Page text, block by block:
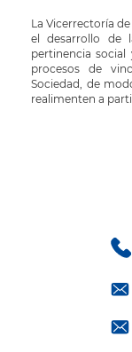
La Vicerrectoría
el desarrollo de
pertinencia
procesos de
Sociedad, de
realimenten a